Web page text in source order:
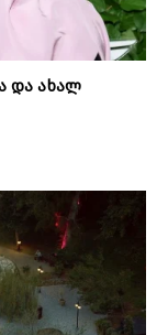
და ახალ